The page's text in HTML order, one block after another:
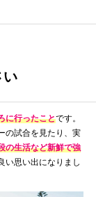
い
に行ったことです。
の試合を見たり、実
の生活など新鮮で強
い思い出になりまし